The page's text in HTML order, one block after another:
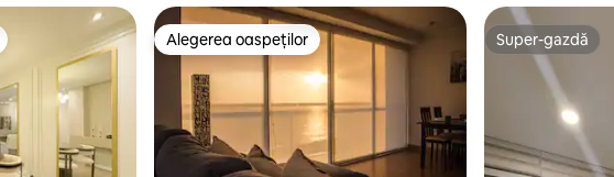
Alegerea oaspețilorAlegerea oaspeților
Alegerea oaspeților Super-gazdă
Super-gazdă